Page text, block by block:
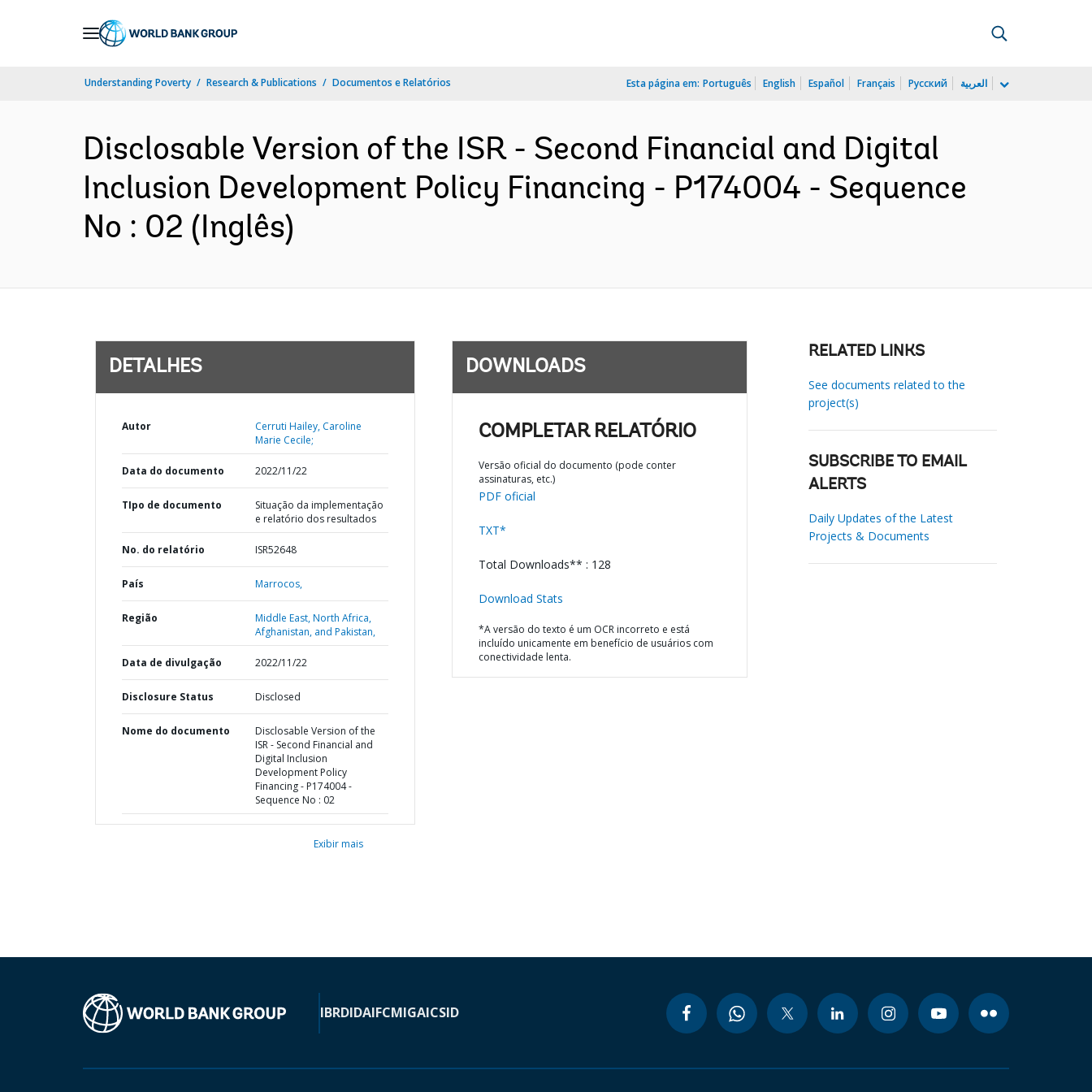
Understanding Poverty Research & Publications Documentos e Relatórios Esta página em: Português English Español Français Русский العربية
Disclosable Version of the ISR - Second Financial and Digital
Inclusion Development Policy Financing - P174004 - Sequence
No : 02 (Inglês)
DETALHES
Autor
Cerruti Hailey, Caroline
Marie Cecile;
Data do documento 2022/11/22
TIpo de documento
Situação da implementação
e relatório dos resultados
No. do relatório ISR52648
País Marrocos,
Região
Middle East, North Africa,
Afghanistan, and Pakistan,
Data de divulgação 2022/11/22
Disclosure Status Disclosed
Nome do documento
Disclosable Version of the
ISR - Second Financial and
Digital Inclusion
Development Policy
Financing - P174004 -
Sequence No : 02
Exibir mais
DOWNLOADS
COMPLETAR RELATÓRIO
Versão oficial do documento (pode conter
assinaturas, etc.)
PDF oficial
TXT*
Total Downloads** : 128
Download Stats
*A versão do texto é um OCR incorreto e está
incluído unicamente em benefício de usuários com
conectividade lenta.
RELATED LINKS
See documents related to the
project(s)
SUBSCRIBE TO EMAIL
ALERTS
Daily Updates of the Latest
Projects & Documents
IBRDIDAIFCMIGAICSID